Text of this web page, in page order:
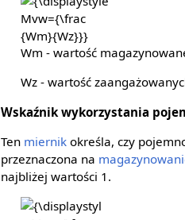
Mvw={\frac
{Wm}{Wz}}}
Wm - wartość
Wz - wartość
Wskaźnik wykorzystania
Ten miernik określa, czy
przeznaczona na
najbliżej wartości 1.
{\displaystyle